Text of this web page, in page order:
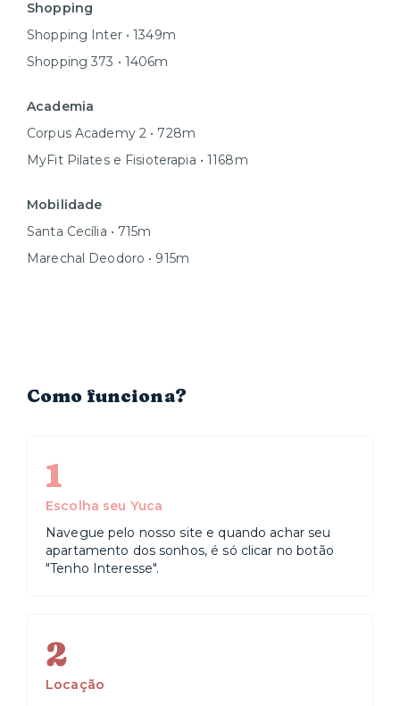
Shopping
Shopping Inter • 1349m
Shopping 373 • 1406m
Academia
Corpus Academy 2 • 728m
MyFit Pilates e Fisioterapia • 1168m
Mobilidade
Santa Cecília • 715m
Marechal Deodoro • 915m
Como funciona?
1
Escolha seu Yuca
Navegue pelo nosso site e quando achar seu
apartamento dos sonhos, é só clicar no botão
"Tenho Interesse".
2
Locação